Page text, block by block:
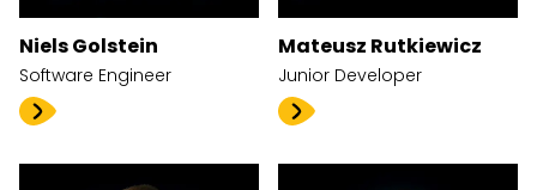
Niels Golstein
Software Engineer
Mateusz Rutkiewicz
Junior Developer